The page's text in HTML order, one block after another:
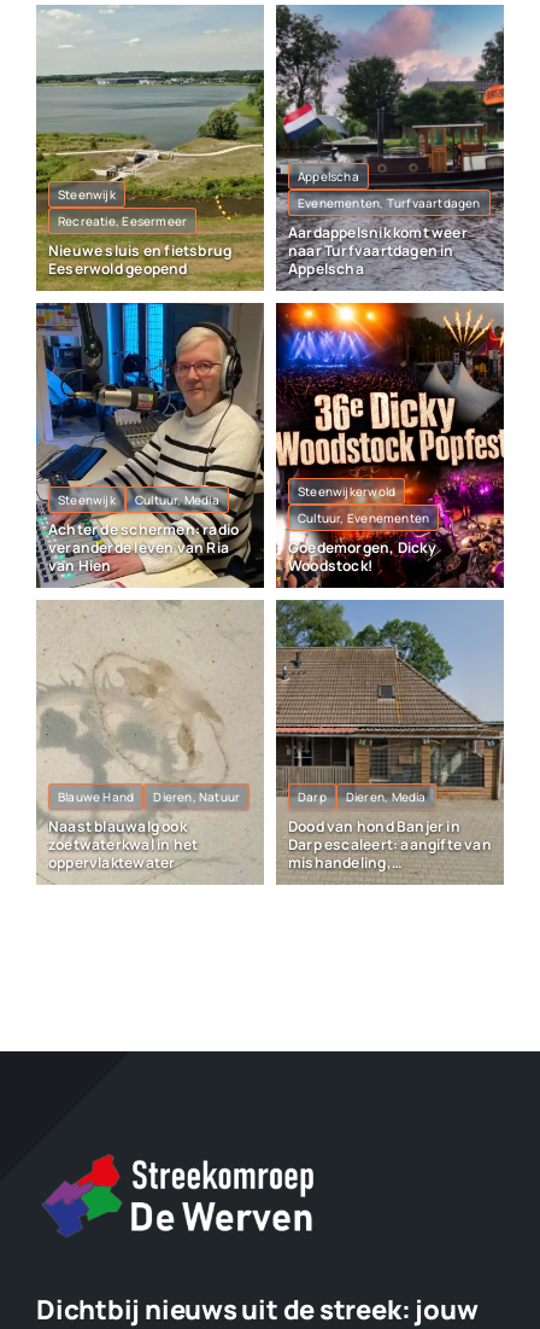
Steenwijk
Recreatie, Eesermeer
Nieuwe sluis en fietsbrug
Eeserwold geopend
Appelscha
Evenementen, Turfvaartdagen
Aardappelsnik komt weer
naar Turfvaartdagen in
Appelscha
Steenwijk Cultuur, Media
Achter de schermen: radio
veranderde leven van Ria
van Hien
Steenwijkerwold
Cultuur, Evenementen
Goedemorgen, Dicky
Woodstock!
Blauwe Hand Dieren, Natuur
Naast blauwalg ook
zoetwaterkwal in het
oppervlaktewater
Darp Dieren, Media
Dood van hond Banjer in
Darp escaleert: aangifte van
mishandeling,
vrijheidsberoving en
Dichtbij nieuws uit de streek: jouw